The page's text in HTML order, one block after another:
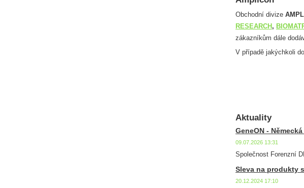
Obchodní divize
RESEARCH ,
zákazníkům dále
V případě jakýchkoli
Aktuality
GeneON -
09.07.2026 13:31
Společnost Forenzní
Sleva na produkty
20.12.2024 17:10